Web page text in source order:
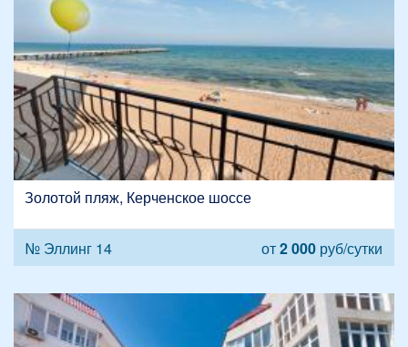
Золотой пляж, Керченское шоссе
№ Эллинг 14 от2 000 руб/сутки